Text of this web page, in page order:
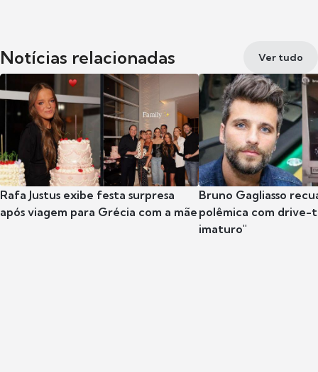
Notícias relacionadas Ver tudo
Rafa Justus exibe festa surpresa
após viagem para Grécia com a mãe
Bruno Gagliasso
polêmica com drive-
imaturo"